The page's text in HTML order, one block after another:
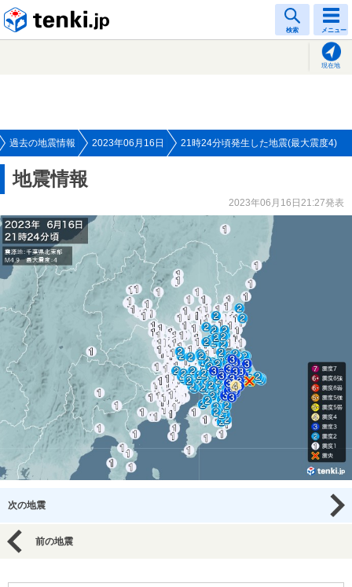
検索 メニュー
現在地
過去の地震情報 2023年06月16日 21時24分頃発生した地震(最大震度4)
地震情報
2023年06月16日21:27発表
次の地震
前の地震